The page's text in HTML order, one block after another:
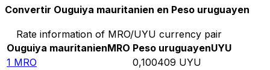
Convertir Ouguiya mauritanien en Peso uruguayen
Rate information of MRO/UYU currency pair
Ouguiya mauritanienMRO Peso uruguayenUYU
1 MRO 0,100409 UYU